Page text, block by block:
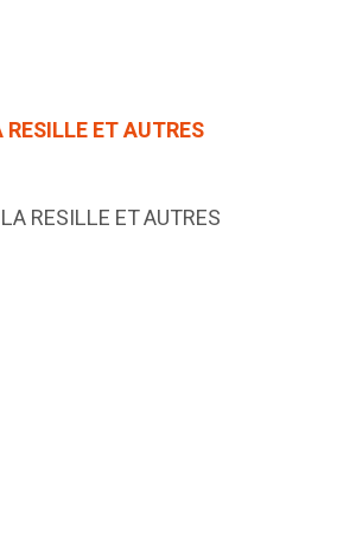
ET AUTRES
RESILLE ET AUTRES